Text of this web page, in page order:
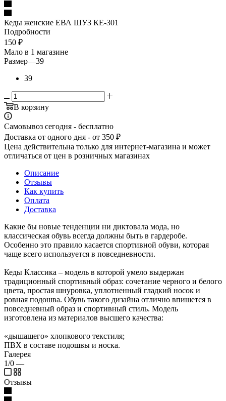
Кеды женские ЕВА ШУЗ КЕ-301
Подробности
150 ₽
Мало в 1 магазине
Размер—39
39
В корзину
Самовывоз сегодня - бесплатно
Доставка от одного дня - от 350 ₽
Цена действительна только для интернет-магазина и может
отличаться от цен в розничных магазинах
Описание
Отзывы
Как купить
Оплата
Доставка
Какие бы новые тенденции ни диктовала мода, но
классическая обувь всегда должны быть в гардеробе.
Особенно это правило касается спортивной обуви, которая
чаще всего используется в повседневности.
Кеды Классика – модель в которой умело выдержан
традиционный спортивный образ: сочетание черного и белого
цвета, простая шнуровка, уплотненный гладкий носок и
ровная подошва. Обувь такого дизайна отлично впишется в
повседневный образ и спортивный стиль. Модель
изготовлена из материалов высшего качества:
«дышащего» хлопкового текстиля;
ПВХ в составе подошвы и носка.
Галерея
1/0 —
Отзывы